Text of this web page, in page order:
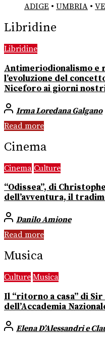
ADIGE • UMBRIA •
Libridine
Libridine
Antimeriodionalismo e
l’evoluzione del
Niceforo ai giorni
Irma Loredana Galgano
Read more
Cinema
Cinema Culture
“Odissea”, di
dell’avventura, il
Danilo Amione
Read more
Musica
Culture Musica
Il “ritorno a casa” di
dell’Accademia
Elena D’Alessandri e